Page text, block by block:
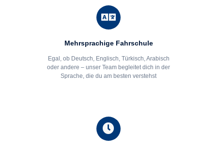
Mehrsprachige Fahrschule
Egal, ob Deutsch, Englisch, Türkisch, Arabisch
oder andere – unser Team begleitet dich in der
Sprache, die du am besten verstehst